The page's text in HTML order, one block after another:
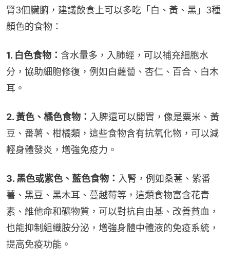
腎3個臟腑，建議飲食上可以多吃「白、黃、黑」3種
顏色的食物：
1. 白色食物： 含水量多，入肺經，可以補充細胞水
分，協助細胞修復，例如白蘿蔔、杏仁、百合、白木
耳。
2. 黃色、橘色食物： 入脾還可以開胃，像是粟米、黃
豆、番薯、柑橘類，這些食物含有抗氧化物，可以減
輕身體發炎，增強免疫力。
3. 黑色或紫色、藍色食物： 入腎，例如桑葚、紫番
薯、黑豆、黑木耳、蔓越莓等，這類食物富含花青
素、維他命和礦物質，可以對抗自由基、改善貧血，
也能抑制組織胺分泌，增強身體中體液的免疫系統，
提高免疫功能。